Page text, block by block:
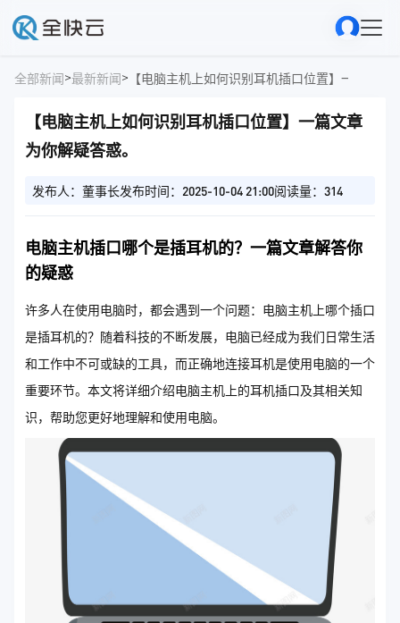
全部新闻>最新新闻> 【电脑主机上如何识别耳机插口位置】一篇文章
【电脑主机上如何识别耳机插口位置】一篇文章
为你解疑答惑。
发布人：董事长发布时间：2025-10-04 21:00阅读量：314
电脑主机插口哪个是插耳机的？一篇文章解答你
的疑惑
许多人在使用电脑时，都会遇到一个问题：电脑主机上哪个插口
是插耳机的？随着科技的不断发展，电脑已经成为我们日常生活
和工作中不可或缺的工具，而正确地连接耳机是使用电脑的一个
重要环节。本文将详细介绍电脑主机上的耳机插口及其相关知
识，帮助您更好地理解和使用电脑。